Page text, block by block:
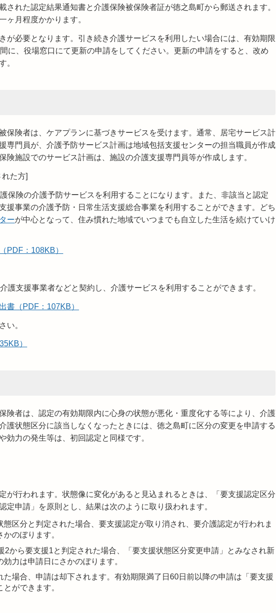
された認定結果通知書と介護保険被保険者証が徳之島町から郵送されます。
ヶ月程度かかります。
が必要となります。引き続き介護サービスを利用したい場合には、有効期限
に、役場窓口にて更新の申請をしてください。更新の申請をすると、改め
。
保険者は、ケアプランに基づきサービスを受けます。通常、居宅サービス計
専門員が、介護予防サービス計画は地域包括支援センターの担当職員が作成
険施設でのサービス計画は、施設の介護支援専門員等が作成します。
た方]
保険の介護予防サービスを利用することになります。また、非該当と認定
援事業の介護予防・日常生活支援総合事業を利用することができます。どち
ーが中心となって、住み慣れた地域でいつまでも自立した生活を続けていけ
PDF：108KB）
護支援事業者などと契約し、介護サービスを利用することができます。
書（PDF：107KB）
い。
）
険者は、認定の有効期限内に心身の状態が悪化・重度化する等により、介護
護状態区分に該当しなくなったときには、徳之島町に区分の変更を申請する
効力の発生等は、初回認定と同様です。
が行われます。状態像に変化があると見込まれるときは、「要支援認定区分
定申請」を原則とし、結果は次のように取り扱われます。
区分と判定された場合、要支援認定が取り消され、要介護認定が行われま
のぼります。
2から要支援1と判定された場合、「要支援状態区分変更申請」とみなされ新
力は申請日にさかのぼります。
た場合、申請は却下されます。有効期限満了日60日前以降の申請は「要支援
ができます。